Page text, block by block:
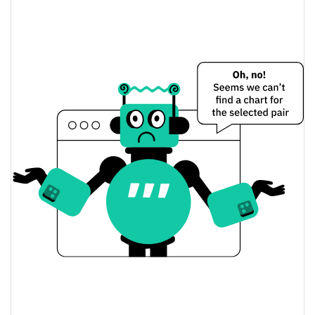
Bitcoin Fiyat Geçmişi
7g Düşük/7g Yüksek $<0.000001 / $<0.000001
30g Düşük/30g Yüksek $<0.000001 / $<0.000001
90g Düşük/90g Yüksek $<0.000001 / $<0.000001
52 Hafta Düşük / 52 Hafta
$<0.000001 / $<0.000001